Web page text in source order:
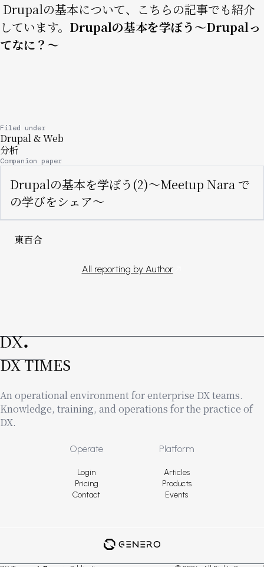
Filed under
Drupal & Web
分析
Companion paper
Drupalの基本を学ぼう(2)〜Meetup Nara で
の学びをシェア〜
Drupalの基本について、こちらの記事でも紹介
しています。 Drupalの基本を学ぼう〜Drupalっ
てなに？〜
東百合
All reporting by Author
DX TIMES
An operational environment for enterprise DX teams.
Knowledge, training, and operations for the practice of
DX.
Operate
Login
Pricing
Contact
Platform
Articles
Products
Events